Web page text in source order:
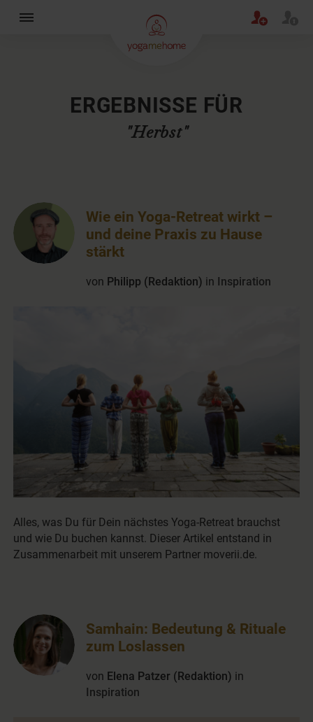
ERGEBNISSE FÜR
"Herbst"
Alles, was Du für Dein nächstes Yoga-Retreat brauchst
und wie Du buchen kannst. Dieser Artikel entstand in
Zusammenarbeit mit unserem Partner moverii.de.
Wie ein Yoga-Retreat wirkt –
und deine Praxis zu Hause
stärkt
von Philipp (Redaktion) in Inspiration
Samhain: Bedeutung & Rituale
zum Loslassen
von Elena Patzer (Redaktion) in
Inspiration